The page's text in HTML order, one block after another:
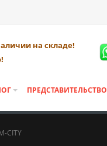
на складе!
ПРЕДСТАВИТЕЛЬСТВО
CITY